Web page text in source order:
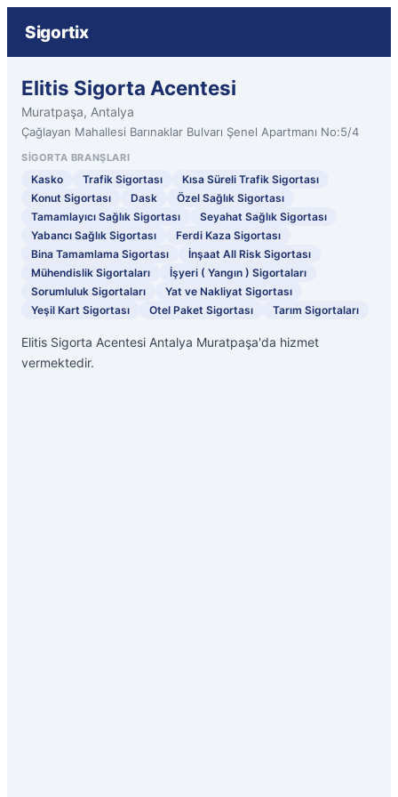
Sigortix
Elitis Sigorta Acentesi
Muratpaşa, Antalya
Çağlayan Mahallesi Barınaklar Bulvarı Şenel Apartmanı No:5/4
SIGORTA BRANŞLARI
Kasko Trafik Sigortası
Kısa Süreli Trafik Sigortası
Konut Sigortası
Dask
Özel Sağlık Sigortası
Tamamlayıcı Sağlık Sigortası
Seyahat Sağlık Sigortası
Yabancı Sağlık Sigortası
Ferdi Kaza Sigortası
Bina Tamamlama Sigortası
İnşaat All Risk Sigortası
Mühendislik Sigortaları
İşyeri ( Yangın ) Sigortaları
Sorumluluk Sigortaları
Yat ve Nakliyat Sigortası
Yeşil Kart Sigortası
Otel Paket Sigortası Tarım Sigortaları
Elitis Sigorta Acentesi Antalya Muratpaşa'da hizmet
vermektedir.